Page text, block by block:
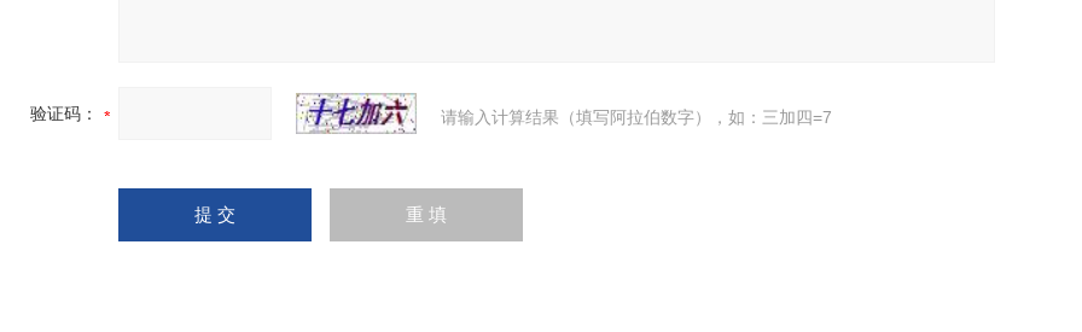
验证码： 请输入计算结果（填写阿拉伯数字），如：三加四=7